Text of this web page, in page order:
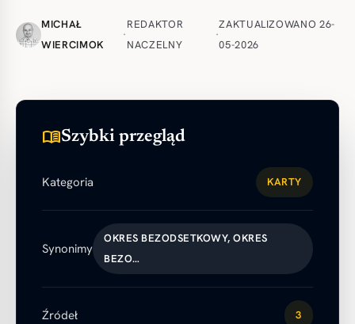
MICHAŁ
WIERCIMOK
·
REDAKTOR
NACZELNY
·
ZAKTUALIZOWANO 26-
05-2026
menu_bookSzybki przegląd
Kategoria KARTY
Synonimy
OKRES BEZODSETKOWY, OKRES
BEZO…
Źródeł 3